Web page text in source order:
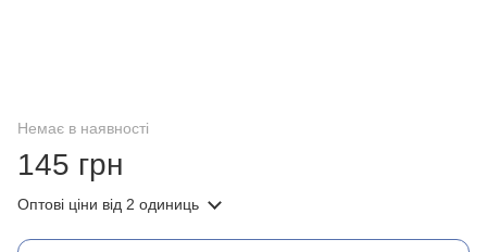
Немає в наявності
145 грн
Оптові ціни від 2 одиниць